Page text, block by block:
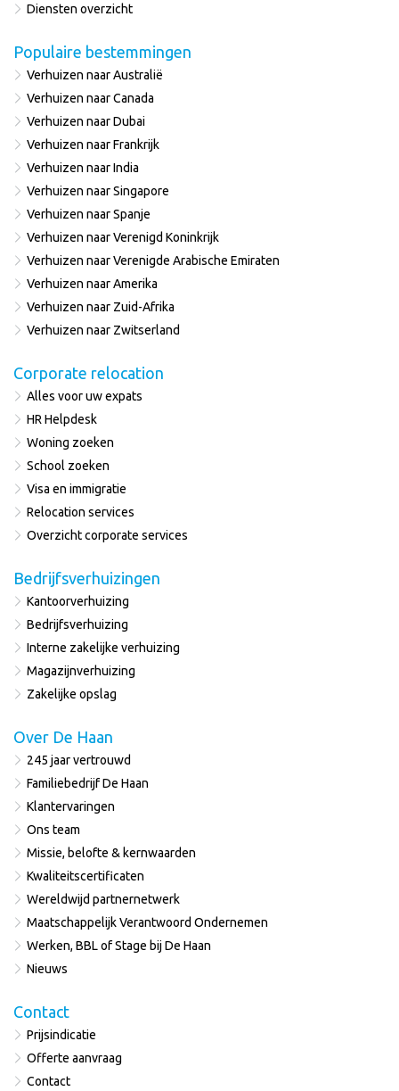
Diensten overzicht
Populaire bestemmingen
Verhuizen naar Australië
Verhuizen naar Canada
Verhuizen naar Dubai
Verhuizen naar Frankrijk
Verhuizen naar India
Verhuizen naar Singapore
Verhuizen naar Spanje
Verhuizen naar Verenigd Koninkrijk
Verhuizen naar Verenigde Arabische Emiraten
Verhuizen naar Amerika
Verhuizen naar Zuid-Afrika
Verhuizen naar Zwitserland
Corporate relocation
Alles voor uw expats
HR Helpdesk
Woning zoeken
School zoeken
Visa en immigratie
Relocation services
Overzicht corporate services
Bedrijfsverhuizingen
Kantoorverhuizing
Bedrijfsverhuizing
Interne zakelijke verhuizing
Magazijnverhuizing
Zakelijke opslag
Over De Haan
245 jaar vertrouwd
Familiebedrijf De Haan
Klantervaringen
Ons team
Missie, belofte & kernwaarden
Kwaliteitscertificaten
Wereldwijd partnernetwerk
Maatschappelijk Verantwoord Ondernemen
Werken, BBL of Stage bij De Haan
Nieuws
Contact
Prijsindicatie
Offerte aanvraag
Contact